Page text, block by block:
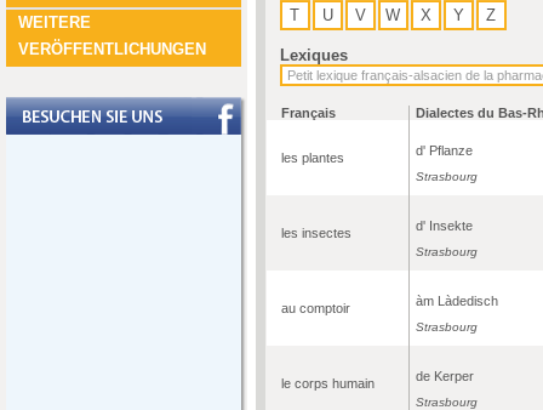
WEITERE
VERÖFFENTLICHUNGEN
T
U V W X Y Z
Lexiques
Français Dialectes du Bas-
les plantes d' Pflanze
Strasbourg
les insectes d' Insekte
Strasbourg
au comptoir àm Làdedisch
Strasbourg
le corps humain de Kerper
Strasbourg